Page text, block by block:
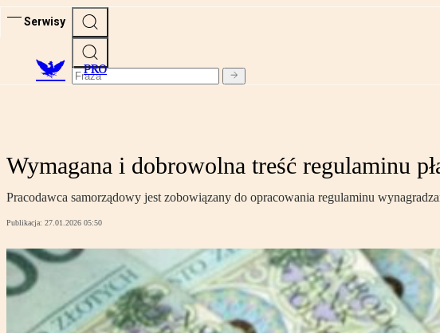
Serwisy
PRO
Wymagana i dobrowolna treść regulaminu
Pracodawca samorządowy jest zobowiązany do opracowania regulaminu
Publikacja: 27.01.2026 05:50